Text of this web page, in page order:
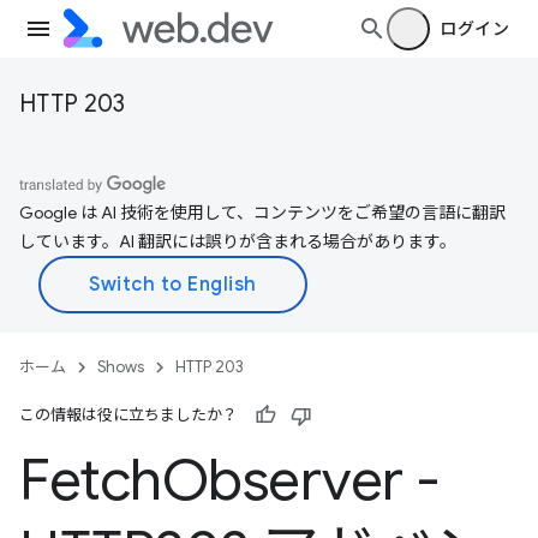
ログイン
HTTP 203
Google は AI 技術を使用して、コンテンツをご希望の言語に翻訳
しています。AI 翻訳には誤りが含まれる場合があります。
ホーム Shows HTTP 203
この情報は役に立ちましたか？
FetchObserver -